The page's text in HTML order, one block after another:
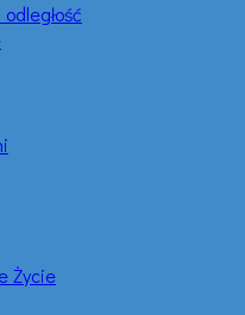
Życie